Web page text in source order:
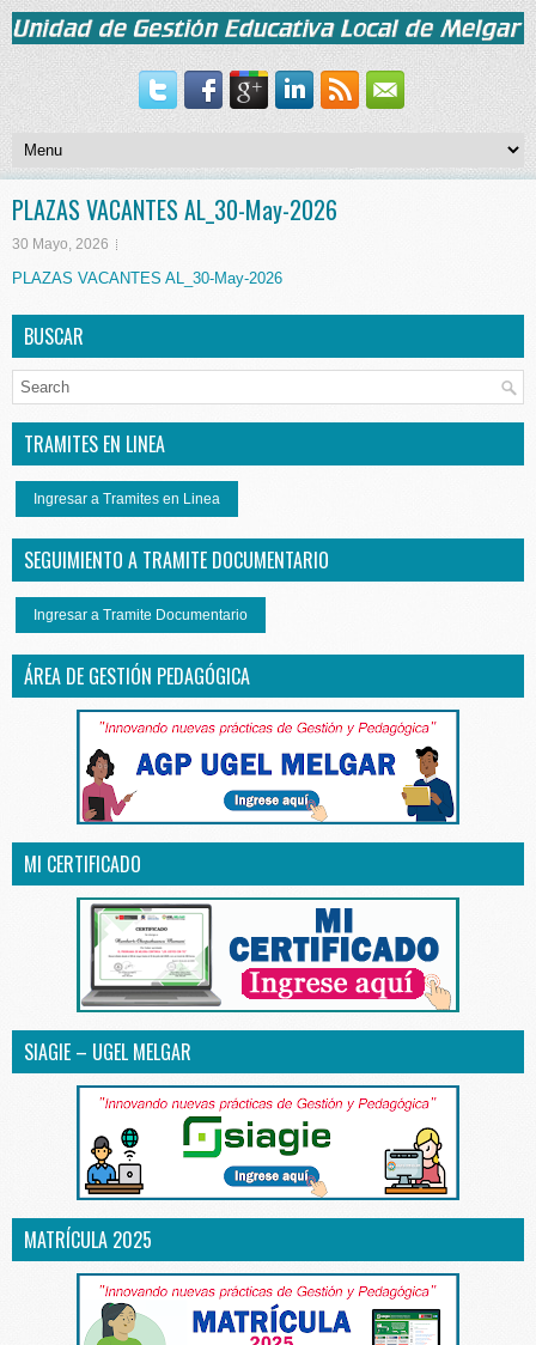
PLAZAS VACANTES AL_30-May-2026
30 Mayo, 2026
PLAZAS VACANTES AL_30-May-2026
BUSCAR
TRAMITES EN LINEA
Ingresar a Tramites en Linea
SEGUIMIENTO A TRAMITE DOCUMENTARIO
Ingresar a Tramite Documentario
ÁREA DE GESTIÓN PEDAGÓGICA
MI CERTIFICADO
SIAGIE – UGEL MELGAR
MATRÍCULA 2025